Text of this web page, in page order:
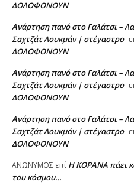
ΔΟΛΟΦΟΝΟΥΝ
Ανάρτηση πανό στο Γαλάτσι –
Σαχτζάτ Λουκμάν | στέγαστρο
ΔΟΛΟΦΟΝΟΥΝ
Ανάρτηση πανό στο Γαλάτσι –
Σαχτζάτ Λουκμάν | στέγαστρο
ΔΟΛΟΦΟΝΟΥΝ
Ανάρτηση πανό στο Γαλάτσι –
Σαχτζάτ Λουκμάν | στέγαστρο
ΔΟΛΟΦΟΝΟΥΝ
AΝΩΝΥΜΟΣ επί Η KOPANA πάει
του κόσμου…